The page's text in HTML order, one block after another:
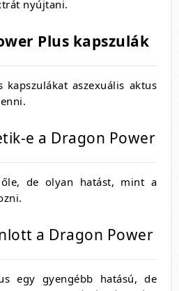
nyújtani.
Plus kapszulák
kapszulákat aszexuális aktus
e a Dragon Power
de olyan hatást, mint a
a Dragon Power
egy gyengébb hatású, de